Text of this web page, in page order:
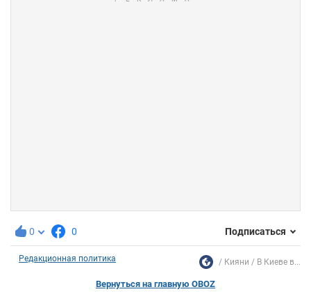
0 0 Подписаться
Редакционная политика Кияни В Киеве в...
Вернуться на главную OBOZ